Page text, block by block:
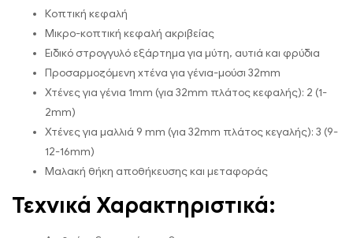
Κοπτική κεφαλή
Μικρο-κοπτική κεφαλή ακριβείας
Ειδικό στρογγυλό εξάρτημα για μύτη, αυτιά και φρύδια
Προσαρμοζόμενη χτένα για γένια-μούσι 32mm
Χτένες για γένια 1mm (για 32mm πλάτος κεφαλής): 2 (1-
2mm)
Χτένες για μαλλιά 9 mm (για 32mm πλάτος κεγαλής): 3 (9-
12-16mm)
Μαλακή θήκη αποθήκευσης και μεταφοράς
Τεχνικά Χαρακτηριστικά: